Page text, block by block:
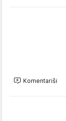
Komentariši